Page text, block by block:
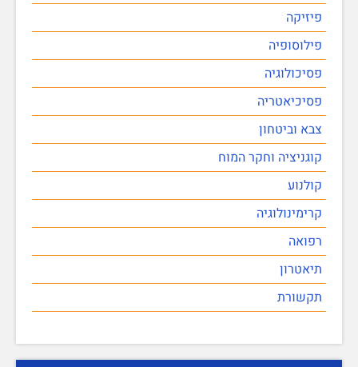
פיזיקה
פילוסופיה
פסיכולוגיה
פסיכיאטריה
צבא וביטחון
קוגניציה וחקר המוח
קולנוע
קרימינולוגיה
רפואה
תיאטרון
תקשורת